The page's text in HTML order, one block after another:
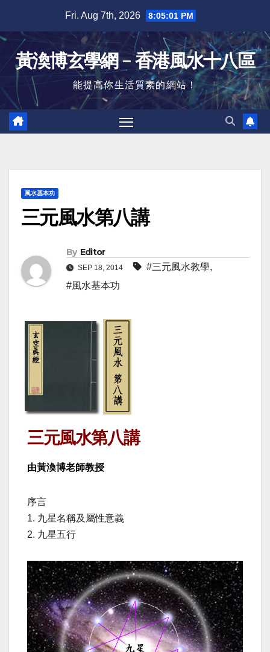
content
Fri. Aug 7th, 2026 8:05:02 PM
黃渙博玄學網﹣香港風水十八區
能提高你生活質素的網站！
風水基本功
三元風水第八講
By Editor
SEP 18, 2014 #三元風水教學,
#風水基本功
三元風水第八講
由黃渙博老師教授
序言
1. 九星名稱及屬性意義
2. 九星五行